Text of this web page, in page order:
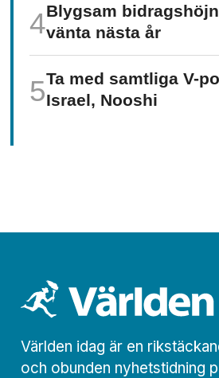
Blygsam
vänta nästa år
Ta med samtliga V-
Israel, Nooshi
Världen idag är en
och obunden nyhets­­­tidning